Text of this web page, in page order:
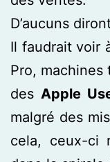
D’aucuns
Il faudrait voir
Pro,
des Apple
malgré des
cela, ceux-ci